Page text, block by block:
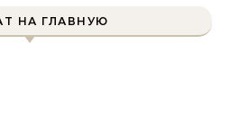
НА ГЛАВНУЮ